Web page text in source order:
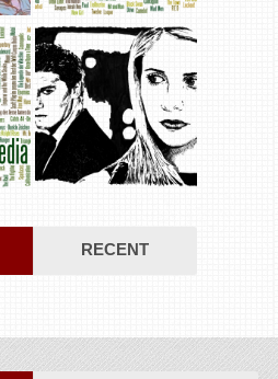
RECENT